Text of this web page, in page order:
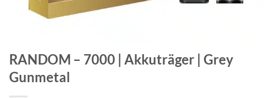
RANDOM – 7000 | Akkuträger | Grey
Gunmetal